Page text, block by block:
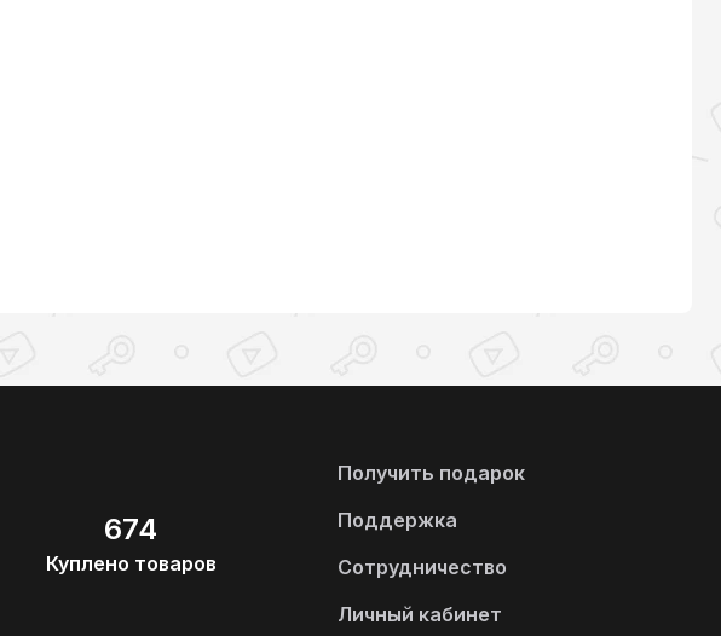
674
Куплено товаров
Получить подарок
Поддержка
Сотрудничество
Личный кабинет